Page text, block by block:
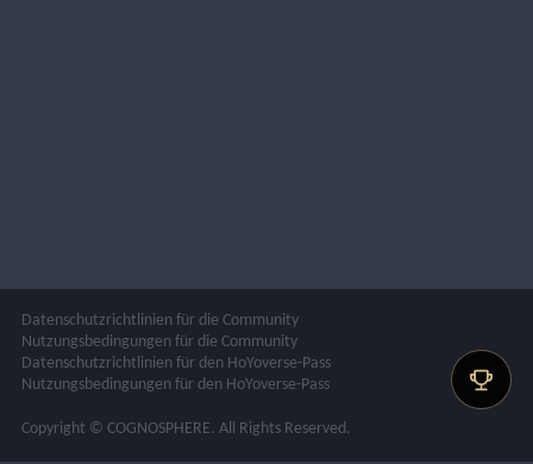
Datenschutzrichtlinien für die Community
Nutzungsbedingungen für die Community
Datenschutzrichtlinien für den HoYoverse-Pass
Nutzungsbedingungen für den HoYoverse-Pass
Copyright © COGNOSPHERE. All Rights Reserved.